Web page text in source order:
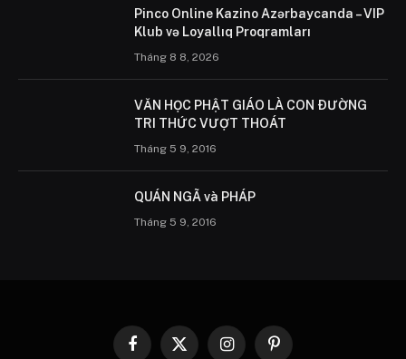
Pinco Online Kazino Azərbaycanda – VIP
Klub və Loyallıq Proqramları
Tháng 8 8, 2026
VĂN HỌC PHẬT GIÁO LÀ CON ÐƯỜNG
TRI THỨC VƯỢT THOÁT
Tháng 5 9, 2016
QUÁN NGÃ và PHÁP
Tháng 5 9, 2016
Facebook
X InstagramPinterest